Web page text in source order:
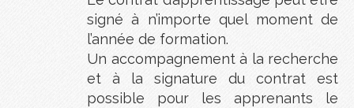
signé à n’importe quel moment de
l’année de formation.
Un accompagnement à la recherche
et à la signature du contrat est
possible pour les apprenants le